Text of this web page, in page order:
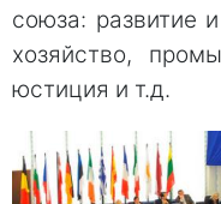
союза: развитие
хозяйство,
юстиция и т.д.